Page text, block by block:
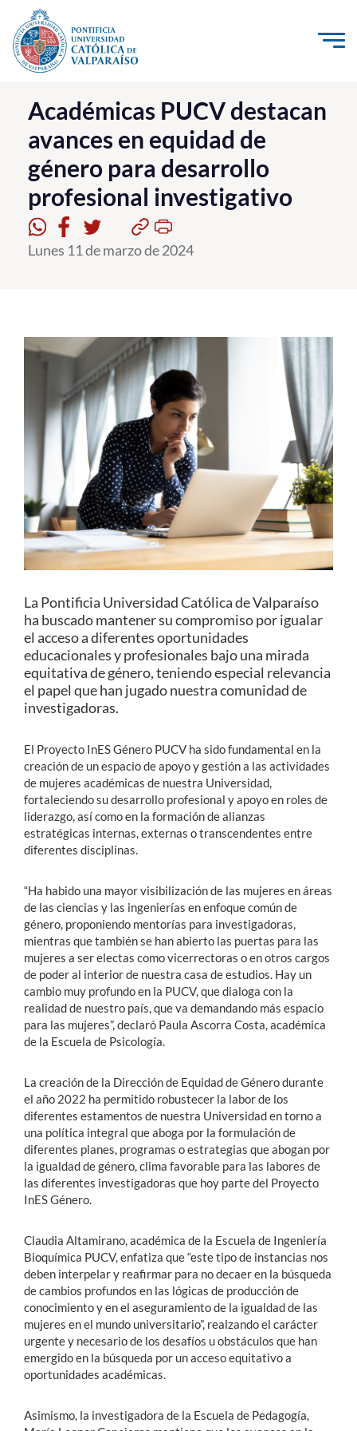
Click acá para ir directamente al contenido
La Universidad
Investigación, Creación e Innovación
PUCV Internacional
Vinculación con el Medio
Admisión
Formación Continua
Estudiantes
Académicos
Funcionarios
Alumni
English
Académicas PUCV destacan
avances en equidad de
género para desarrollo
profesional investigativo
Lunes 11 de marzo de 2024
La Pontificia Universidad Católica de Valparaíso
ha buscado mantener su compromiso por igualar
el acceso a diferentes oportunidades
educacionales y profesionales bajo una mirada
equitativa de género, teniendo especial relevancia
el papel que han jugado nuestra comunidad de
investigadoras.
El Proyecto InES Género PUCV ha sido fundamental en la
creación de un espacio de apoyo y gestión a las actividades
de mujeres académicas de nuestra Universidad,
fortaleciendo su desarrollo profesional y apoyo en roles de
liderazgo, así como en la formación de alianzas
estratégicas internas, externas o transcendentes entre
diferentes disciplinas.
“Ha habido una mayor visibilización de las mujeres en áreas
de las ciencias y las ingenierías en enfoque común de
género, proponiendo mentorías para investigadoras,
mientras que también se han abierto las puertas para las
mujeres a ser electas como vicerrectoras o en otros cargos
de poder al interior de nuestra casa de estudios. Hay un
cambio muy profundo en la PUCV, que dialoga con la
realidad de nuestro país, que va demandando más espacio
para las mujeres”, declaró Paula Ascorra Costa, académica
de la Escuela de Psicología.
La creación de la Dirección de Equidad de Género durante
el año 2022 ha permitido robustecer la labor de los
diferentes estamentos de nuestra Universidad en torno a
una política integral que aboga por la formulación de
diferentes planes, programas o estrategias que abogan por
la igualdad de género, clima favorable para las labores de
las diferentes investigadoras que hoy parte del Proyecto
InES Género.
Claudia Altamirano, académica de la Escuela de Ingeniería
Bioquímica PUCV, enfatiza que “este tipo de instancias nos
deben interpelar y reafirmar para no decaer en la búsqueda
de cambios profundos en las lógicas de producción de
conocimiento y en el aseguramiento de la igualdad de las
mujeres en el mundo universitario”, realzando el carácter
urgente y necesario de los desafíos u obstáculos que han
emergido en la búsqueda por un acceso equitativo a
oportunidades académicas.
Asimismo, la investigadora de la Escuela de Pedagogía,